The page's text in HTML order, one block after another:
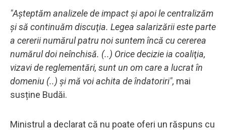
"Aşteptăm analizele de impact şi apoi le centralizăm
şi să continuăm discuţia. Legea salarizării este parte
a cererii numărul patru noi suntem încă cu cererea
numărul doi neînchisă. (..) Orice decizie ia coaliţia,
vizavi de reglementări, sunt un om care a lucrat în
domeniu (..) şi mă voi achita de îndatoriri", mai
susține Budăi.
Ministrul a declarat că nu poate oferi un răspuns cu